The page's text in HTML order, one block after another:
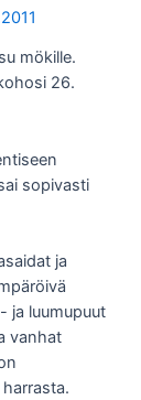
mökille.
26.
sopivasti
ja
ja luumupuut
vanhat